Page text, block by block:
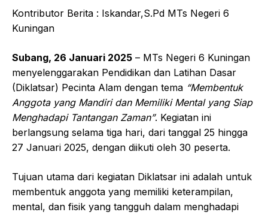
Kontributor Berita : Iskandar,S.Pd MTs Negeri 6
Kuningan
Subang, 26 Januari 2025 – MTs Negeri 6 Kuningan
menyelenggarakan Pendidikan dan Latihan Dasar
(Diklatsar) Pecinta Alam dengan tema “Membentuk
Anggota yang Mandiri dan Memiliki Mental yang Siap
Menghadapi Tantangan Zaman”. Kegiatan ini
berlangsung selama tiga hari, dari tanggal 25 hingga
27 Januari 2025, dengan diikuti oleh 30 peserta.
Tujuan utama dari kegiatan Diklatsar ini adalah untuk
membentuk anggota yang memiliki keterampilan,
mental, dan fisik yang tangguh dalam menghadapi